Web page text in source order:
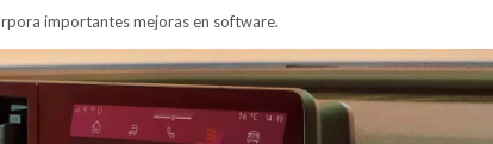
importantes mejoras en software.